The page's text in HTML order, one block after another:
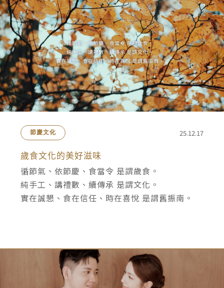
節慶文化 25.12.17
歲食文化的美好滋味
循節氣、依節慶、食當令 是謂歲食。
純手工、講禮數、續傳承 是謂文化。
實在誠懇、食在信任、時在喜悅 是謂舊振南。